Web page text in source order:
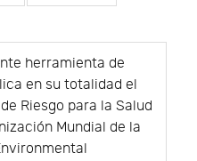
herramienta de
en su totalidad el
Riesgo para la Salud
Mundial de la